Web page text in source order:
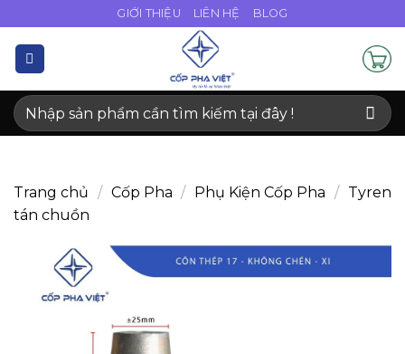
dung
GIỚI THIỆU LIÊN HỆ BLOG
Tìm
kiếm:
Trang chủ / Cốp Pha / Phụ Kiện Cốp Pha / Tyren
tán chuồn